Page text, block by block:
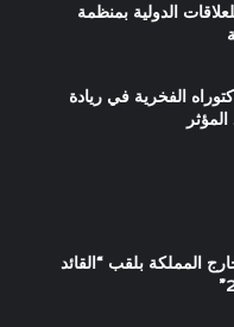
الدولية بمنظمة
الفخرية في ريادة
المملكة بلقب “القائد